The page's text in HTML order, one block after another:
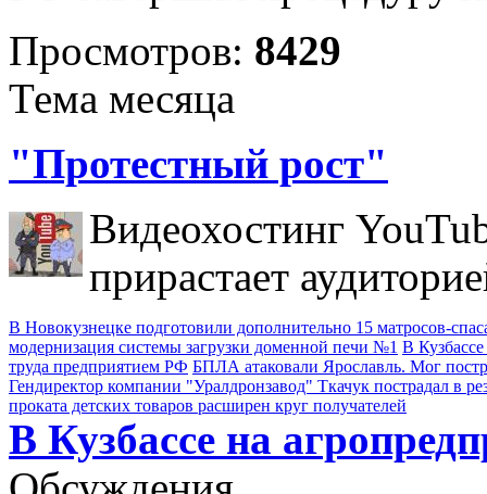
Просмотров: 8429
Тема месяца
"Протестный рост"
Видеохостинг
прирастает
В Новокузнецке подготовили дополнительно 15 матросов-
модернизация системы загрузки доменной печи №1 В
труда предприятием РФ БПЛА атаковали Ярославль. Мог
Гендиректор компании "Уралдронзавод" Ткачук пострадал в
проката детских товаров расширен круг получателей
В Кузбассе на